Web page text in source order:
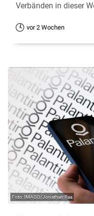
Verbänden in dieser
vor 2 Wochen
IMAGO/Jonathan Raa